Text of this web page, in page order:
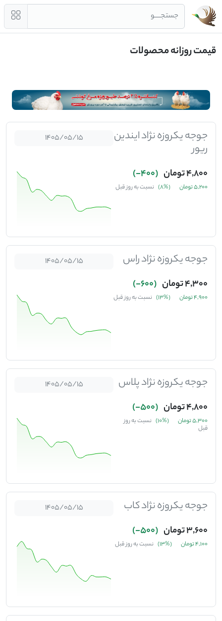
جستجــــو
قیمت روزانه محصولات
جوجه یکروزه نژاد ایندین
ریور
4,800 تومان (400-)
5,200 تومان (%8) نسبت به روز قبل
1405/05/15
جوجه یکروزه نژاد راس
4,300 تومان (600-)
4,900 تومان (%13) نسبت به روز قبل
1405/05/15
جوجه یکروزه نژاد پلاس
4,800 تومان (500-)
5,300 تومان (%10) نسبت به روز
قبل
1405/05/15
جوجه یکروزه نژاد کاب
3,600 تومان (500-)
4,100 تومان (%13) نسبت به روز قبل
1405/05/15